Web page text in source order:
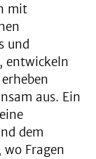
mit
und
entwickeln
aus. Ein
dem
wo Fragen